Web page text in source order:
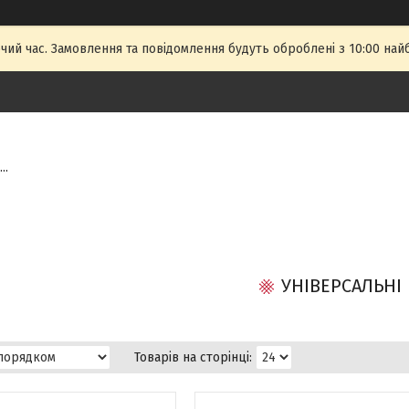
час. Замовлення та повідомлення будуть оброблені з 10:00
УНІВЕРСАЛЬНІ